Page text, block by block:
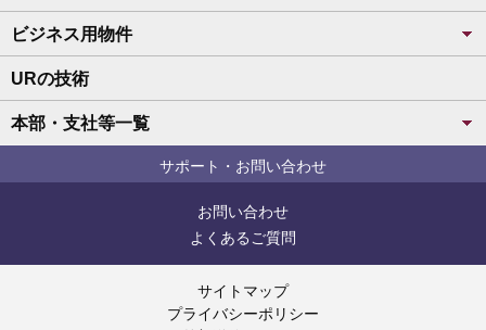
ビジネス用物件
URの技術
本部・支社等一覧
サポート・お問い合わせ
お問い合わせ
よくあるご質問
サイトマップ
プライバシーポリシー